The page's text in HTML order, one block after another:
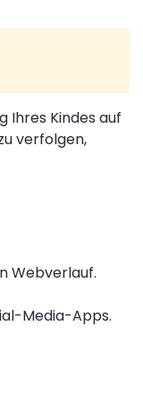
Ihres Kindes auf
verfolgen,
Webverlauf.
Media-Apps.